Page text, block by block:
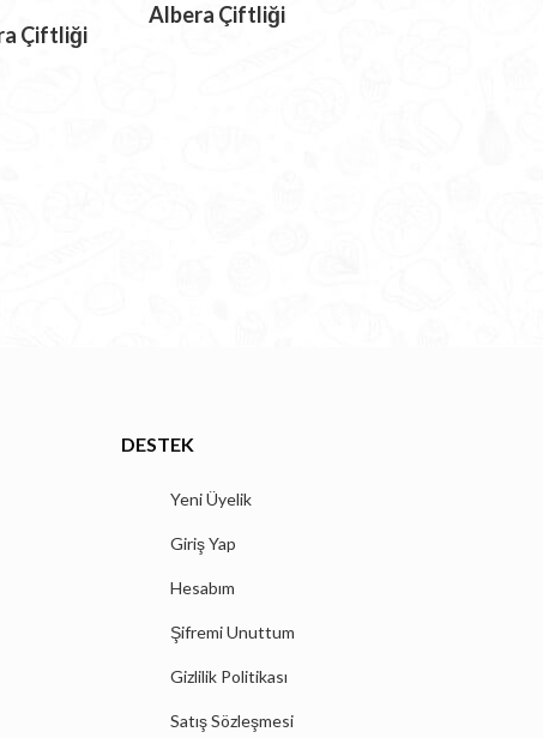
Çiftliği
Albera Çiftliği
DESTEK
Yeni Üyelik
Giriş Yap
Hesabım
Şifremi Unuttum
Gizlilik Politikası
Satış Sözleşmesi